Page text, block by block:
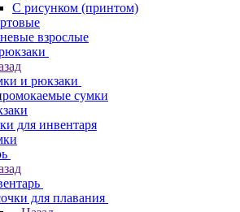
С рисунком (принтом)
взрослые
и рюкзаки
сумки
для инвентаря
для плавания